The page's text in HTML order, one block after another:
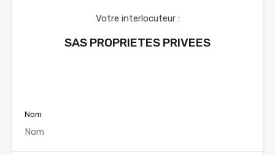
Votre interlocuteur :
SAS PROPRIETES PRIVEES
Nom